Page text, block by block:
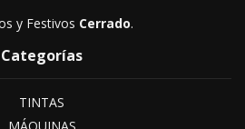
y Festivos Cerrado.
Categorías
TINTAS